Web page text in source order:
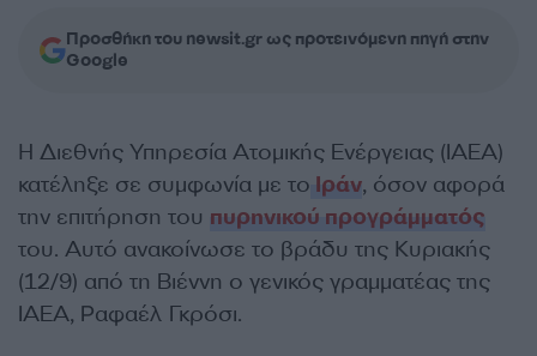
Προσθήκη του newsit.gr ως προτεινόμενη πηγή στην
Google
Η Διεθνής Υπηρεσία Ατομικής Ενέργειας (ΙΑΕΑ)
κατέληξε σε συμφωνία με το Ιράν, όσον αφορά
την επιτήρηση του πυρηνικού προγράμματός
του. Αυτό ανακοίνωσε το βράδυ της Κυριακής
(12/9) από τη Βιέννη ο γενικός γραμματέας της
ΙΑΕΑ, Ραφαέλ Γκρόσι.